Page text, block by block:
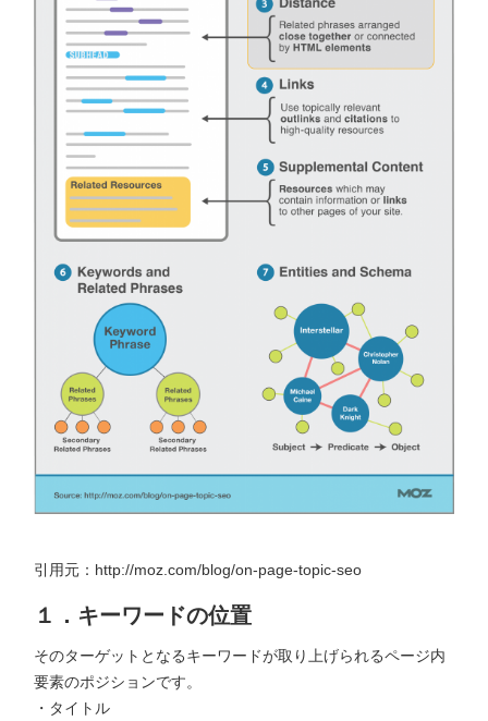
引用元：http://moz.com/blog/on-page-topic-seo
１．キーワードの位置
そのターゲットとなるキーワードが取り上げられるページ内
要素のポジションです。
・タイトル